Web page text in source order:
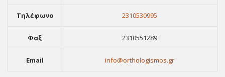
Τηλέφωνο 2310530995
Φαξ 2310551289
Email info@orthologismos.gr